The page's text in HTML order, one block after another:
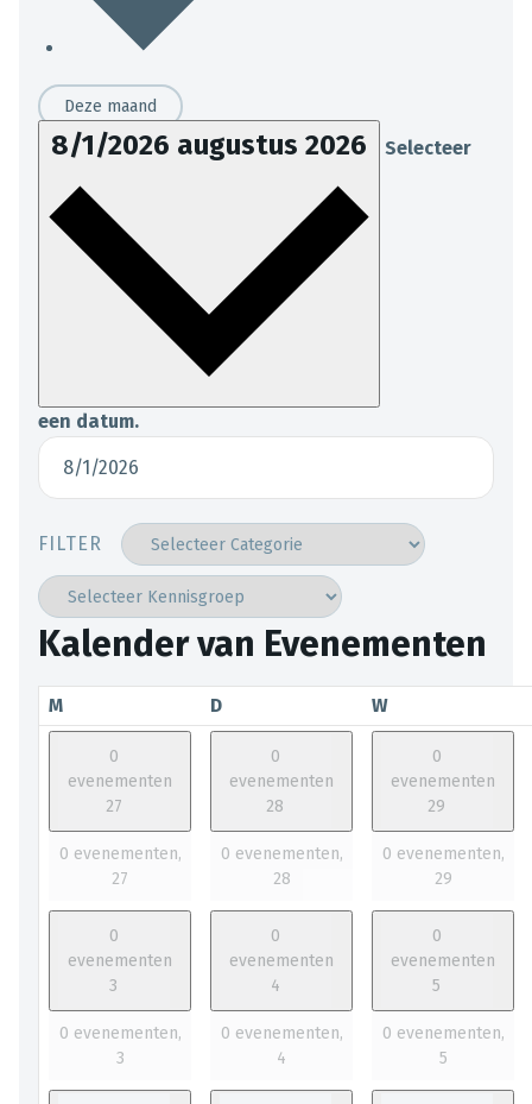
Deze maand
8/1/2026 augustus 2026 Selecteer
een datum.
FILTER
Kalender van Evenementen
M D W
0
evenementen
27
0 evenementen,
27
0
evenementen
28
0 evenementen,
28
0
evenementen
29
0 evenementen,
29
0
evenementen
3
0 evenementen,
3
0
evenementen
4
0 evenementen,
4
0
evenementen
5
0 evenementen,
5